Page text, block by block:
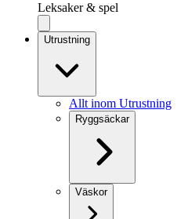
Leksaker & spel
Utrustning
Allt inom Utrustning
Ryggsäckar
Väskor